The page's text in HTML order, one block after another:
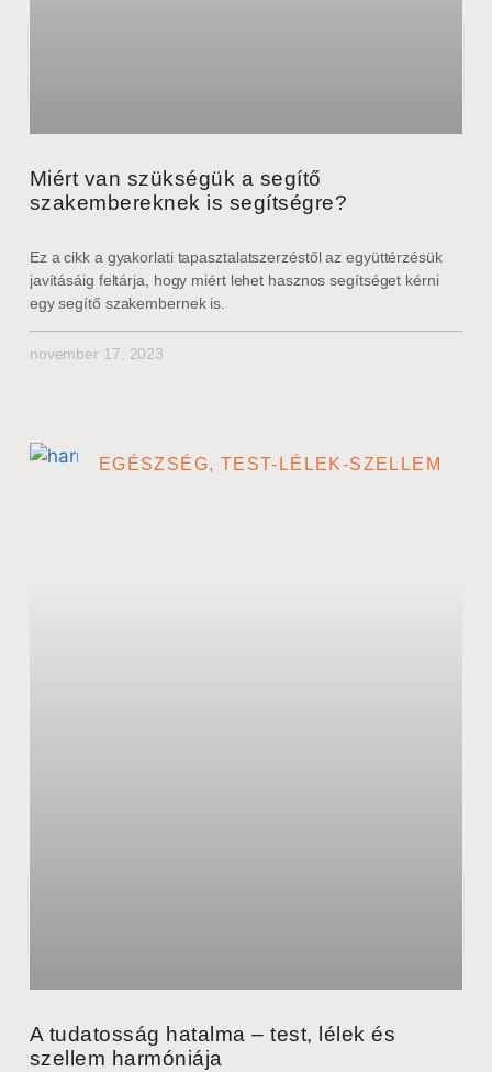
Miért van szükségük a segítő
szakembereknek is segítségre?
Ez a cikk a gyakorlati tapasztalatszerzéstől az együttérzésük
javításáig feltárja, hogy miért lehet hasznos segítséget kérni
egy segítő szakembernek is.
november 17, 2023
EGÉSZSÉG, TEST-LÉLEK-SZELLEM
A tudatosság hatalma – test, lélek és
szellem harmóniája